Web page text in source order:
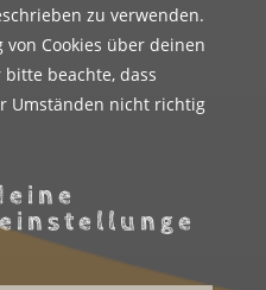
zu verwenden.
Cookies über deinen
beachte, dass
Umständen nicht richtig